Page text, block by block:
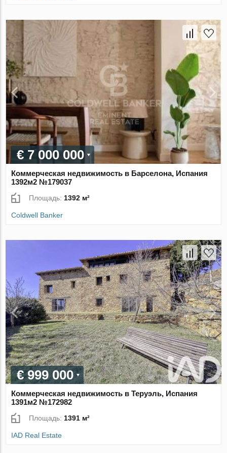
€ 7 000 000
Коммерческая недвижимость в Барселона, Испания
1392м2 №179037
Площадь: 1392 м²
Coldwell Banker
€ 999 000
Коммерческая недвижимость в Теруэль, Испания
1391м2 №172982
Площадь: 1391 м²
IAD Real Estate